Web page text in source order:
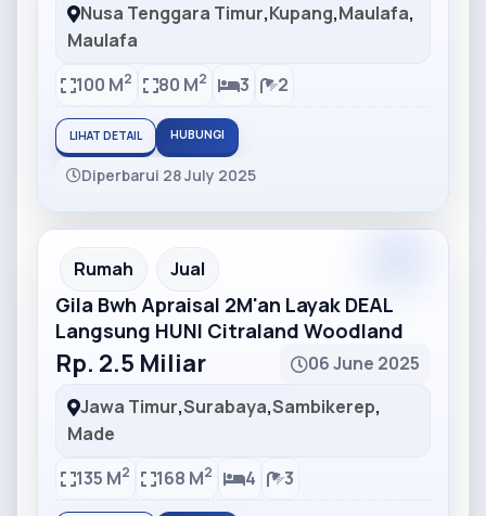
Nusa Tenggara Timur,Kupang,Maulafa,
Maulafa
100 M2 80 M2 3 2
LIHAT DETAIL HUBUNGI
Diperbarui 28 July 2025
Partner Ad
Rumah Jual
Gila Bwh Apraisal 2M'an Layak DEAL
Langsung HUNI Citraland Woodland
Rp. 2.5 Miliar
06 June 2025
Jawa Timur,Surabaya,Sambikerep,
Made
135 M2 168 M2 4 3